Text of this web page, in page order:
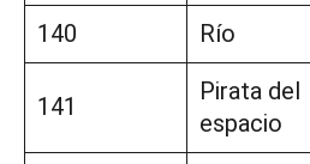
140
Río
141
Pirata del
espacio